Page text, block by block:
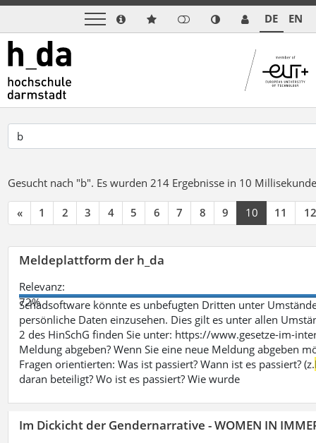
DE EN
Gesucht nach "b". Es wurden 214 Ergebnisse in 10
« 1 2 3 4 5 6 7 8 9 10 11 12
Meldeplattform der h_da
Relevanz:
72%
Schadsoftware könnte es unbefugten Dritten unter
persönliche Daten einzusehen. Dies gilt es unter allen
2 des HinSchG finden Sie unter: https://www.gesetze-im-
Meldung abgeben? Wenn Sie eine neue Meldung abgeben
Fragen orientierten: Was ist passiert? Wann ist es passiert? (z.
daran beteiligt? Wo ist es passiert? Wie wurde
Im Dickicht der Gendernarrative - WOMEN IN